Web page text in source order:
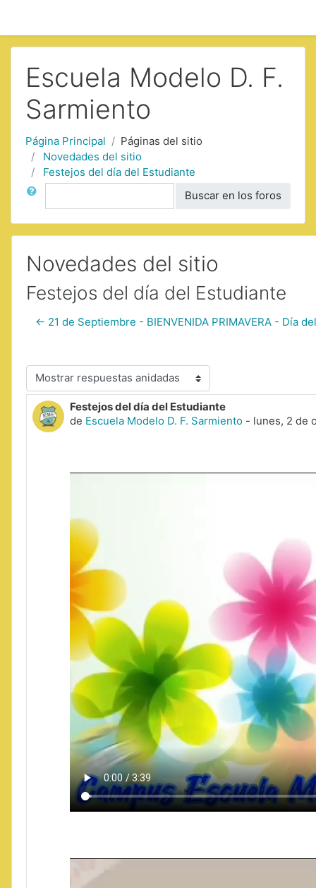
Escuela Modelo D. F.
Sarmiento
Página Principal
Páginas del sitio
Novedades del sitio
Festejos del día del Estudiante
Buscar
Buscar en los foros
Novedades del sitio
Festejos del día del Estudiante
← 21 de Septiembre - BIENVENIDA PRIMAVERA - Día
Mostrar modo
Festejos del día del Estudiante
de Escuela Modelo D. F. Sarmiento - lunes, 2 de
Número de respuestas: 0